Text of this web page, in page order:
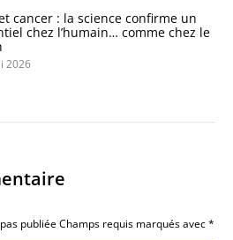
cancer : la science confirme un
chez l’humain… comme chez le
2026
publiée Champs requis marqués avec*